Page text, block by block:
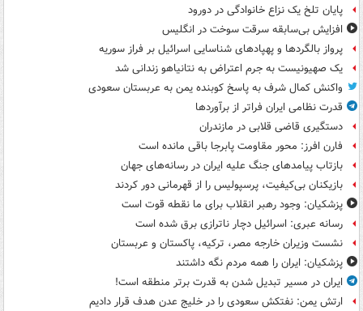
پایان تلخ یک نزاع خانوادگی در دورود
افزایش بی‌سابقه سرقت سوخت در انگلیس
پرواز بالگردها و پهپادهای شناسایی اسرائیل بر فراز سوریه
یک صهیونیست به جرم اعتراض به نتانیاهو زندانی شد
واکنش کمال شرف به پاسخ کوبنده یمن به عربستان سعودی
قدرت نظامی ایران فراتر از برآوردها
دستگیری قاضی قلابی در مازندران
فارن افرز: محور مقاومت پابرجا باقی مانده است
بازتاب پیامدهای جنگ علیه ایران در رسانه‌های جهان
بازیکنان بی‌کیفیت، پرسپولیس را از قهرمانی دور کردند
پزشکیان: وجود رهبر انقلاب برای ما نقطه قوت است
رسانه عبری: اسرائیل دچار ناترازی برق شده است
نشست وزیران خارجه مصر، ترکیه، پاکستان و عربستان
پزشکیان: ایران را همه مردم نگه داشتند
ایران در مسیر تبدیل شدن به قدرت برتر منطقه است!
ارتش یمن: نفتکش سعودی را در خلیج عدن هدف قرار دادیم